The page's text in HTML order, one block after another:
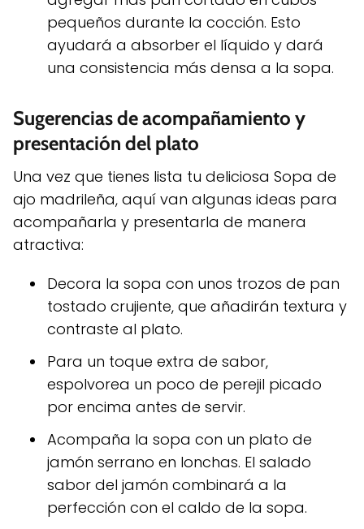
pequeños durante la cocción. Esto
ayudará a absorber el líquido y dará
una consistencia más densa a la sopa.
Sugerencias de acompañamiento y
presentación del plato
Una vez que tienes lista tu deliciosa Sopa de
ajo madrileña, aquí van algunas ideas para
acompañarla y presentarla de manera
atractiva:
Decora la sopa con unos trozos de pan
tostado crujiente, que añadirán textura y
contraste al plato.
Para un toque extra de sabor,
espolvorea un poco de perejil picado
por encima antes de servir.
Acompaña la sopa con un plato de
jamón serrano en lonchas. El salado
sabor del jamón combinará a la
perfección con el caldo de la sopa.